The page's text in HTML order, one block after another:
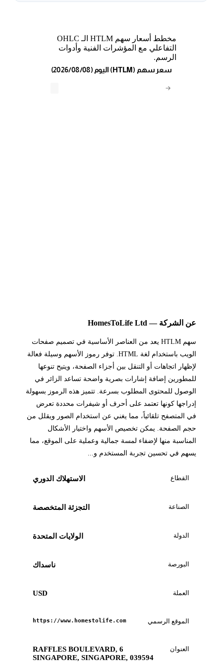
مخطط أسعار سهم HTLM الـ OHLC
التفاعلي مع المؤشرات الفنية وأدوات
الرسم.
→
(2026/08/08) اليوم (HTLM) سعر سهم
عن الشركة — HomesToLife Ltd
سهم HTLM يعد من العناصر الأساسية في تصميم صفحات
الويب باستخدام لغة HTML. توفر رموز الأسهم وسيلة فعالة
لإظهار اتجاهات أو التنقل بين أجزاء الصفحة، ويتيح تنوعها
للمطورين إضافة إشارات بصرية واضحة تساعد الزائر في
الوصول للمحتوى المطلوب بسرعة. تتميز هذه الرموز بسهولة
إدراجها كونها تعتمد على أحرف أو شيفرات محددة تعرض
في المتصفح تلقائياً، مما يغني عن استخدام الصور ويقلل من
حجم الصفحة. يمكن تخصيص الأسهم واختيار الأشكال
المناسبة منها لإضفاء لمسة جمالية وعملية على الموقع، مما
يسهم في تحسين تجربة المستخدم و...
القطاع الاستهلاك الدوري
الصناعة التجزئة المتخصصة
الدولة الولايات المتحدة
البورصة ناسداك
العملة USD
الموقع الرسمي https://www.homestolife.com
العنوان
6 RAFFLES BOULEVARD,
SINGAPORE, SINGAPORE, 039594